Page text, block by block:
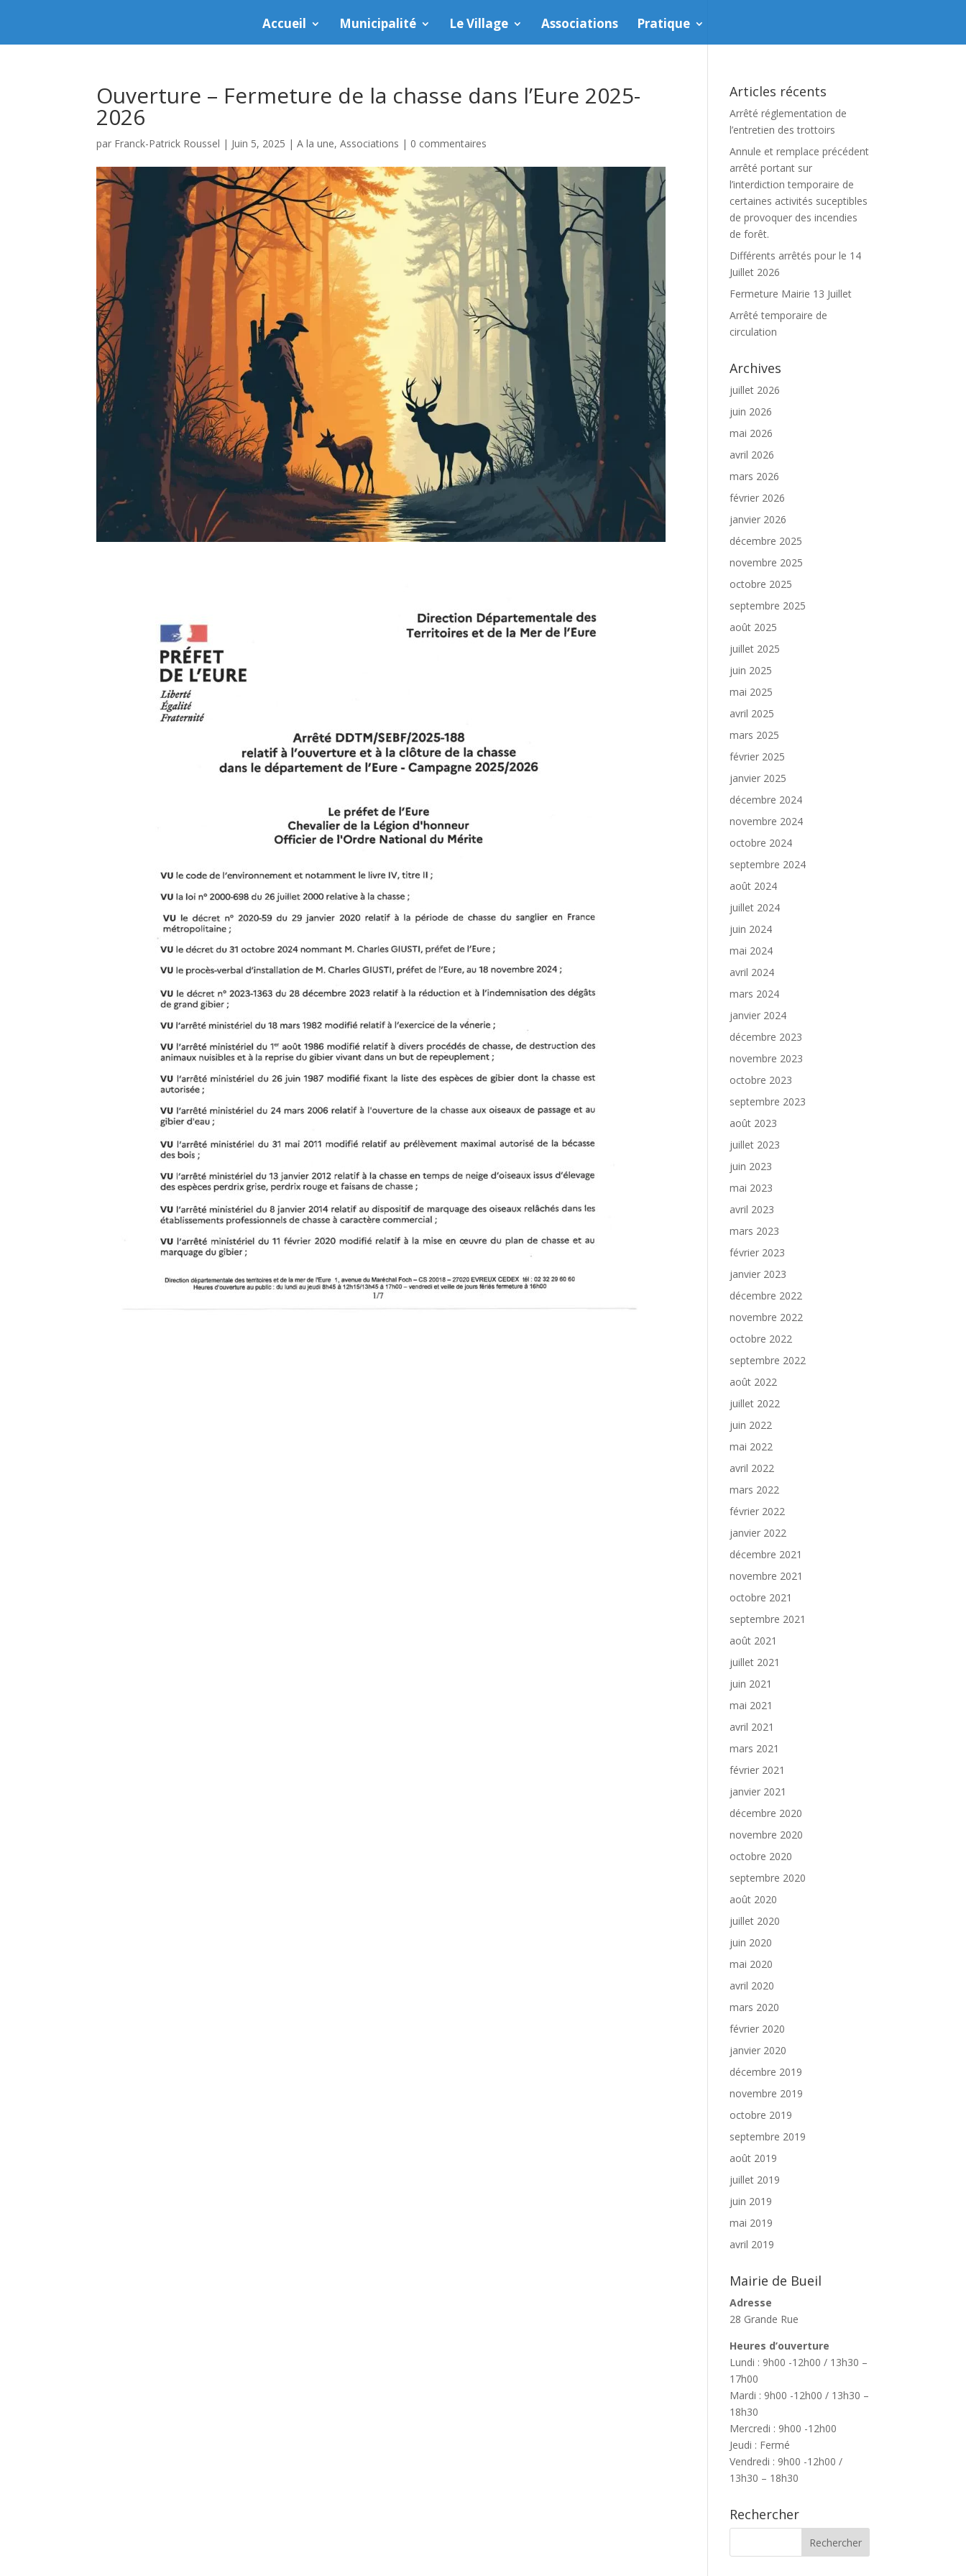
Accueil Municipalité Le Village Associations Pratique
Ouverture – Fermeture de la chasse dans l’Eure 2025-
2026
par Franck-Patrick Roussel | Juin 5, 2025 |A la une,Associations | 0 commentaires
Articles récents
Arrêté réglementation de
l’entretien des trottoirs
Annule et remplace précédent
arrêté portant sur
l’interdiction temporaire de
certaines activités suceptibles
de provoquer des incendies
de forêt.
Différents arrêtés pour le 14
Juillet 2026
Fermeture Mairie 13 Juillet
Arrêté temporaire de
circulation
Archives
juillet 2026
juin 2026
mai 2026
avril 2026
mars 2026
février 2026
janvier 2026
décembre 2025
novembre 2025
octobre 2025
septembre 2025
août 2025
juillet 2025
juin 2025
mai 2025
avril 2025
mars 2025
février 2025
janvier 2025
décembre 2024
novembre 2024
octobre 2024
septembre 2024
août 2024
juillet 2024
juin 2024
mai 2024
avril 2024
mars 2024
janvier 2024
décembre 2023
novembre 2023
octobre 2023
septembre 2023
août 2023
juillet 2023
juin 2023
mai 2023
avril 2023
mars 2023
février 2023
janvier 2023
décembre 2022
novembre 2022
octobre 2022
septembre 2022
août 2022
juillet 2022
juin 2022
mai 2022
avril 2022
mars 2022
février 2022
janvier 2022
décembre 2021
novembre 2021
octobre 2021
septembre 2021
août 2021
juillet 2021
juin 2021
mai 2021
avril 2021
mars 2021
février 2021
janvier 2021
décembre 2020
novembre 2020
octobre 2020
septembre 2020
août 2020
juillet 2020
juin 2020
mai 2020
avril 2020
mars 2020
février 2020
janvier 2020
décembre 2019
novembre 2019
octobre 2019
septembre 2019
août 2019
juillet 2019
juin 2019
mai 2019
avril 2019
Mairie de Bueil
Adresse
28 Grande Rue
Heures d’ouverture
Lundi : 9h00 -12h00 / 13h30 –
17h00
Mardi : 9h00 -12h00 / 13h30 –
18h30
Mercredi : 9h00 -12h00
Jeudi : Fermé
Vendredi : 9h00 -12h00 /
13h30 – 18h30
Rechercher